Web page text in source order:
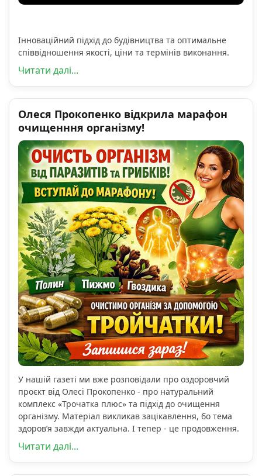
Інноваційний підхід до будівництва та оптимальне
співвідношення якості, ціни та термінів виконання.
Читати далі...
Олеся Прокопенко відкрила марафон
очищенння організму!
У нашій газеті ми вже розповідали про оздоровчий
проєкт від Олесі Прокопенко - про натуральний
комплекс «Трочатка плюс» та підхід до очищення
організму. Матеріал викликав зацікавлення, бо тема
здоров’я завжди актуальна. І тепер - це продовження.
Читати далі...